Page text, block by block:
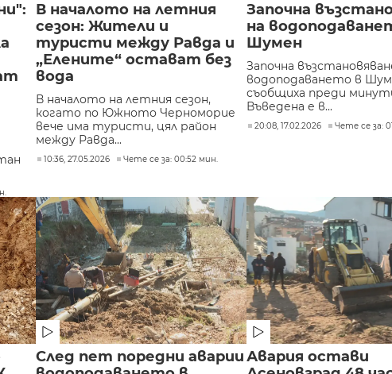
В началото на летния
сезон: Жители и
туристи между Равда и
„Елените“ остават без
вода
В началото на летния сезон,
когато по Южното Черноморие
вече има туристи, цял район
между Равда...
10:36, 27.05.2026 Чете се за: 00:52 мин.
Започна
на
Шумен
Започна
водоподаването в
съобщиха преди
Въведена е в...
20:08, 17.02.2026 Чете се за:
След пет поредни аварииАвария остави